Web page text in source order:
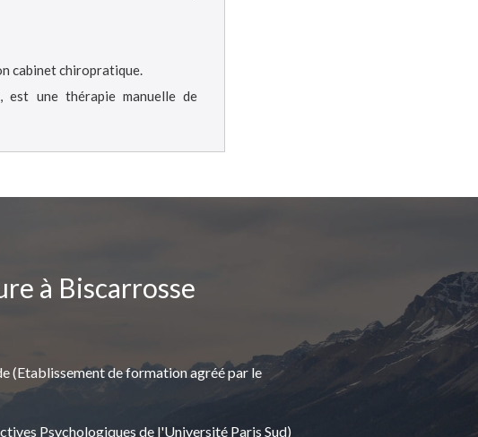
cabinet chiropratique.
est une thérapie manuelle de
à Biscarrosse
(Etablissement de formation agréé par le
Psychologiques de l'Université Paris Sud)